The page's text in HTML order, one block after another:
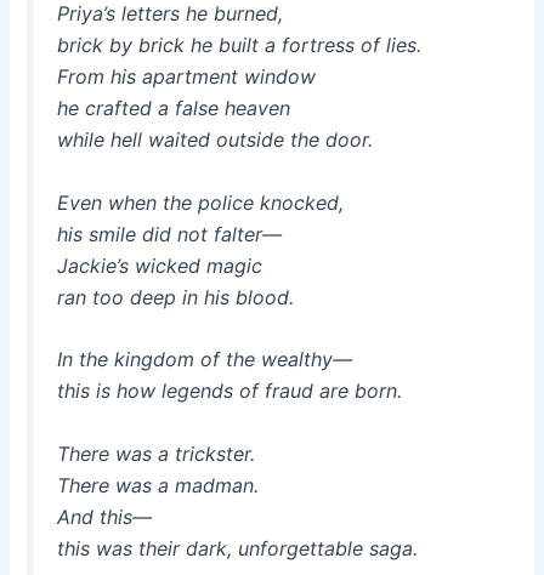
Priya’s letters he burned,
brick by brick he built a fortress of lies.
From his apartment window
he crafted a false heaven
while hell waited outside the door.
Even when the police knocked,
his smile did not falter—
Jackie’s wicked magic
ran too deep in his blood.
In the kingdom of the wealthy—
this is how legends of fraud are born.
There was a trickster.
There was a madman.
And this—
this was their dark, unforgettable saga.